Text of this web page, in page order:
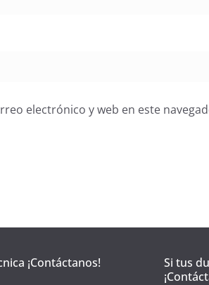
electrónico y web en este
¡Contáctanos!
Si tus